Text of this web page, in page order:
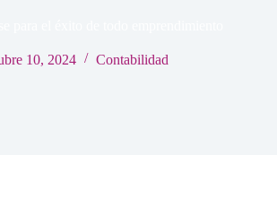
10, 2024 Contabilidad